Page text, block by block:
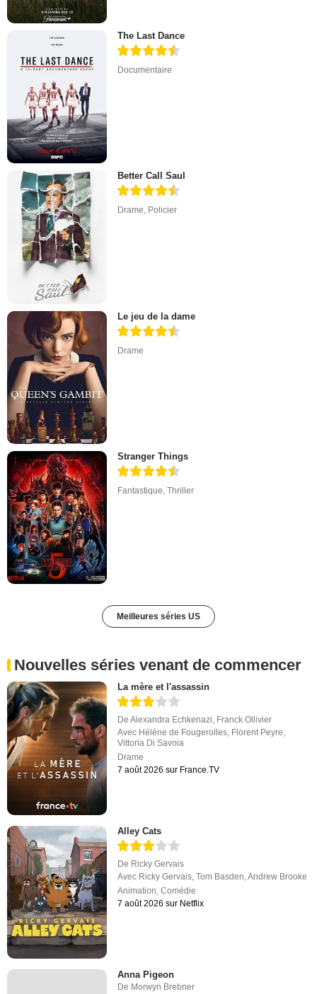
The Last Dance
Documentaire
Better Call Saul
Drame, Policier
Le jeu de la dame
Drame
Stranger Things
Fantastique,Thriller
Meilleures séries US
Nouvelles séries venant de commencer
La mère et l'assassin
DeAlexandra Echkenazi, Franck Ollivier
Avec Hélène de Fougerolles, Florent Peyre,
Vittoria Di Savoia
Drame
7 août 2026 sur France.TV
Alley Cats
De Ricky Gervais
Avec Ricky Gervais ,Tom Basden ,Andrew Brooke
Animation ,Comédie
7 août 2026 sur Netflix
Anna Pigeon
De Morwyn Brebner